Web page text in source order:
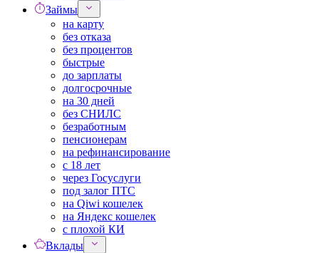
Займы
на карту
без отказа
без процентов
быстрые
до зарплаты
долгосрочные
на 30 дней
без СНИЛС
безработным
пенсионерам
на рефинансирование
с 18 лет
через Госуслуги
под залог ПТС
на Qiwi кошелек
на Яндекс кошелек
с плохой КИ
Вклады